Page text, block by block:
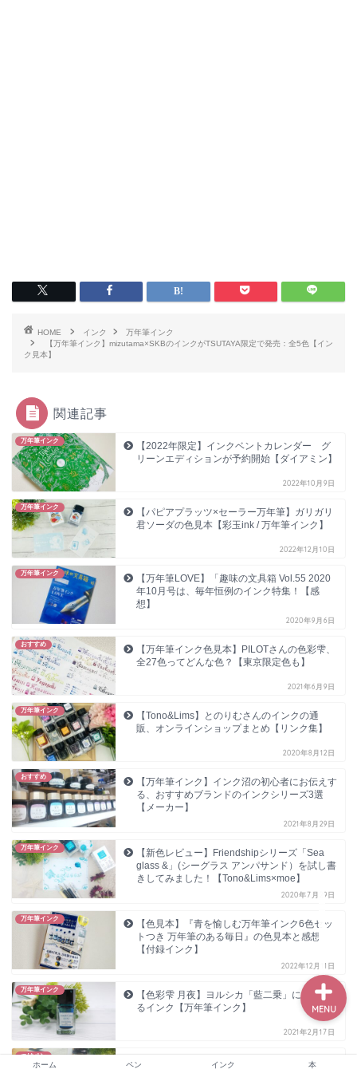
HOME インク
万年筆インク
【万年筆インク】mizutama×SKBのインクがTSUTAYA限定で発売：全5色【イン
ク見本】
関連記事
万年筆インク
【2022年限定】インクベントカレンダー グ
リーンエディションが予約開始【ダイアミン】
2022年10月9日
万年筆インク
【パピアプラッツ×セーラー万年筆】ガリガリ
君ソーダの色見本【彩玉ink / 万年筆インク】
2022年12月10日
万年筆インク
【万年筆LOVE】「趣味の文具箱 Vol.55 2020
年10月号は、毎年恒例のインク特集！【感
想】
2020年9月6日
おすすめ
【万年筆インク色見本】PILOTさんの色彩雫、
全27色ってどんな色？【東京限定色も】
2021年6月9日
万年筆インク
【Tono&Lims】とのりむさんのインクの通
販、オンラインショップまとめ【リンク集】
2020年8月12日
おすすめ
【万年筆インク】インク沼の初心者にお伝えす
る、おすすめブランドのインクシリーズ3選
【メーカー】
2021年8月29日
万年筆インク
【新色レビュー】Friendshipシリーズ「Sea
glass &」(シーグラス アンパサンド）を試し書
きしてみました！【Tono&Lims×moe】
2020年7月29日
万年筆インク
【色見本】『青を愉しむ万年筆インク6色セッ
トつき 万年筆のある毎日』の色見本と感想
【付録インク】
2022年12月11日
万年筆インク
【色彩雫 月夜】ヨルシカ「藍二乗」に登場す
るインク【万年筆インク】
2021年2月17日
つけペン
【お気に入り】愛用のカリグラフィー用品【お
ホーム ペン インク 本
MENU
ホーム
ペン
インク
本